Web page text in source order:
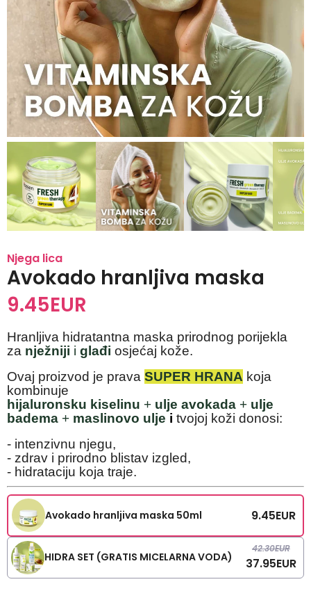
Njega lica
Avokado hranljiva maska
9.45EUR
Hranljiva hidratantna maska prirodnog porijekla
za nježniji i glađi osjećaj kože.
Ovaj proizvod je prava SUPER HRANA koja
kombinuje
hijaluronsku kiselinu + ulje avokada + ulje
badema + maslinovo ulje i tvojoj koži donosi:
- intenzivnu njegu,
- zdrav i prirodno blistav izgled,
- hidrataciju koja traje.
Avokado hranljiva maska 50ml 9.45EUR
HIDRA SET (GRATIS MICELARNA VODA)
42.30EUR
37.95EUR